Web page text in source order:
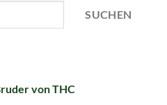
SUCHEN
von THC